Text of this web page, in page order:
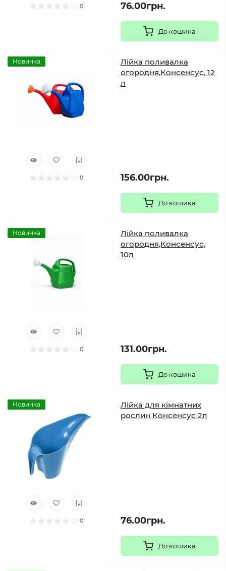
0 76.00грн.
До кошика
Новинка
0
Лійка поливалка
огородня,Консенсус, 12
л
156.00грн.
До кошика
Новинка
0
Лійка поливалка
огородня,Консенсус,
10л
131.00грн.
До кошика
Новинка
0
Лійка для кімнатних
рослин Консенсус 2л
76.00грн.
До кошика